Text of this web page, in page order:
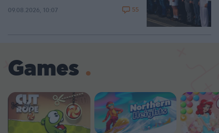
09.08.2026, 10:07 55
Games